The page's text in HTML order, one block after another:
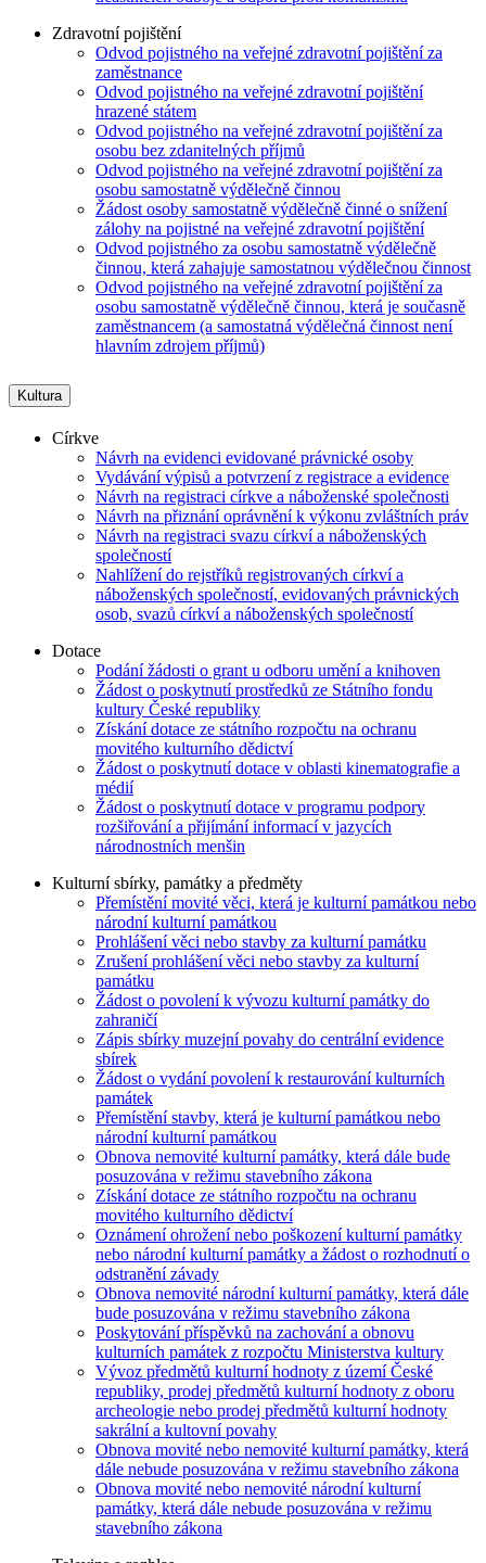
Zdravotní pojištění
Odvod pojistného na veřejné zdravotní pojištění za
zaměstnance
Odvod pojistného na veřejné zdravotní pojištění
hrazené státem
Odvod pojistného na veřejné zdravotní pojištění za
osobu bez zdanitelných příjmů
Odvod pojistného na veřejné zdravotní pojištění za
osobu samostatně výdělečně činnou
Žádost osoby samostatně výdělečně činné o snížení
zálohy na pojistné na veřejné zdravotní pojištění
Odvod pojistného za osobu samostatně výdělečně
činnou, která zahajuje samostatnou výdělečnou činnost
Odvod pojistného na veřejné zdravotní pojištění za
osobu samostatně výdělečně činnou, která je současně
zaměstnancem (a samostatná výdělečná činnost není
hlavním zdrojem příjmů)
Kultura
Církve
Návrh na evidenci evidované právnické osoby
Vydávání výpisů a potvrzení z registrace a evidence
Návrh na registraci církve a náboženské společnosti
Návrh na přiznání oprávnění k výkonu zvláštních práv
Návrh na registraci svazu církví a náboženských
společností
Nahlížení do rejstříků registrovaných církví a
náboženských společností, evidovaných právnických
osob, svazů církví a náboženských společností
Dotace
Podání žádosti o grant u odboru umění a knihoven
Žádost o poskytnutí prostředků ze Státního fondu
kultury České republiky
Získání dotace ze státního rozpočtu na ochranu
movitého kulturního dědictví
Žádost o poskytnutí dotace v oblasti kinematografie a
médií
Žádost o poskytnutí dotace v programu podpory
rozšiřování a přijímání informací v jazycích
národnostních menšin
Kulturní sbírky, památky a předměty
Přemístění movité věci, která je kulturní památkou nebo
národní kulturní památkou
Prohlášení věci nebo stavby za kulturní památku
Zrušení prohlášení věci nebo stavby za kulturní
památku
Žádost o povolení k vývozu kulturní památky do
zahraničí
Zápis sbírky muzejní povahy do centrální evidence
sbírek
Žádost o vydání povolení k restaurování kulturních
památek
Přemístění stavby, která je kulturní památkou nebo
národní kulturní památkou
Obnova nemovité kulturní památky, která dále bude
posuzována v režimu stavebního zákona
Získání dotace ze státního rozpočtu na ochranu
movitého kulturního dědictví
Oznámení ohrožení nebo poškození kulturní památky
nebo národní kulturní památky a žádost o rozhodnutí o
odstranění závady
Obnova nemovité národní kulturní památky, která dále
bude posuzována v režimu stavebního zákona
Poskytování příspěvků na zachování a obnovu
kulturních památek z rozpočtu Ministerstva kultury
Vývoz předmětů kulturní hodnoty z území České
republiky, prodej předmětů kulturní hodnoty z oboru
archeologie nebo prodej předmětů kulturní hodnoty
sakrální a kultovní povahy
Obnova movité nebo nemovité kulturní památky, která
dále nebude posuzována v režimu stavebního zákona
Obnova movité nebo nemovité národní kulturní
památky, která dále nebude posuzována v režimu
stavebního zákona